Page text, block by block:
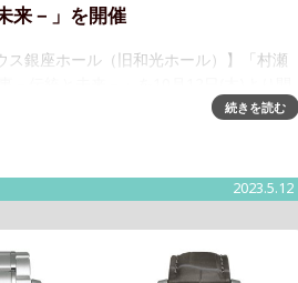
来－」を開催
ス銀座ホール（旧和光ホール）】「村瀬
瀬治兵衛さんによる、和光では3年ぶり2
続きを読む
2023.5.12